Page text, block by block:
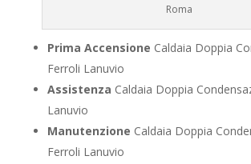
Roma
Prima Accensione Caldaia Doppia
Ferroli Lanuvio
Assistenza Caldaia Doppia
Lanuvio
Manutenzione Caldaia Doppia
Ferroli Lanuvio